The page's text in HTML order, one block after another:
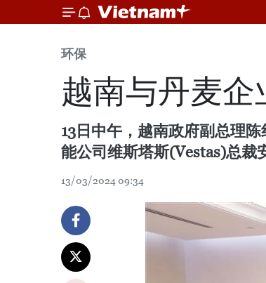
环保
越南与丹麦
13日中午，越南政府副总理
能公司维斯塔斯(Vestas)总裁
13/03/2024 09:34